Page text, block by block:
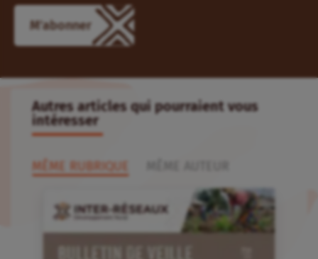
Autres articles qui pourraient vous
intéresser
MÊME RUBRIQUE